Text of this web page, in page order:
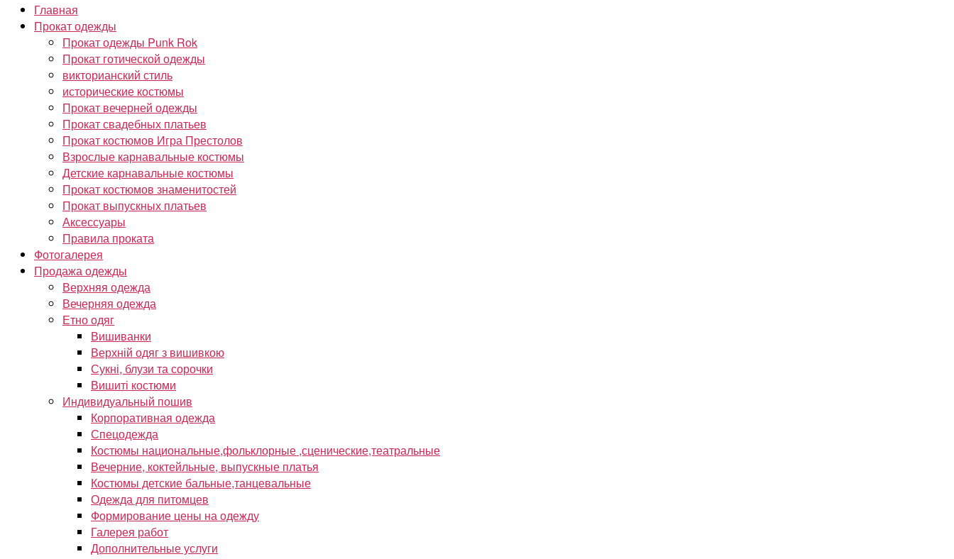
Главная
Прокат одежды
Прокат одежды Punk Rok
Прокат готической одежды
викторианский стиль
исторические костюмы
Прокат вечерней одежды
Прокат свадебных платьев
Прокат костюмов Игра Престолов
Взрослые карнавальные костюмы
Детские карнавальные костюмы
Прокат костюмов знаменитостей
Прокат выпускных платьев
Аксессуары
Правила проката
Фотогалерея
Продажа одежды
Верхняя одежда
Вечерняя одежда
Етно одяг
Вишиванки
Верхній одяг з вишивкою
Сукні, блузи та сорочки
Вишиті костюми
Индивидуальный пошив
Корпоративная одежда
Спецодежда
Костюмы национальные,фольклорные ,сценические,театральные
Вечерние, коктейльные, выпускные платья
Костюмы детские бальные,танцевальные
Одежда для питомцев
Формирование цены на одежду
Галерея работ
Дополнительные услуги